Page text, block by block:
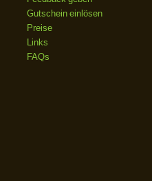
Gutschein einlösen
Preise
Links
FAQs